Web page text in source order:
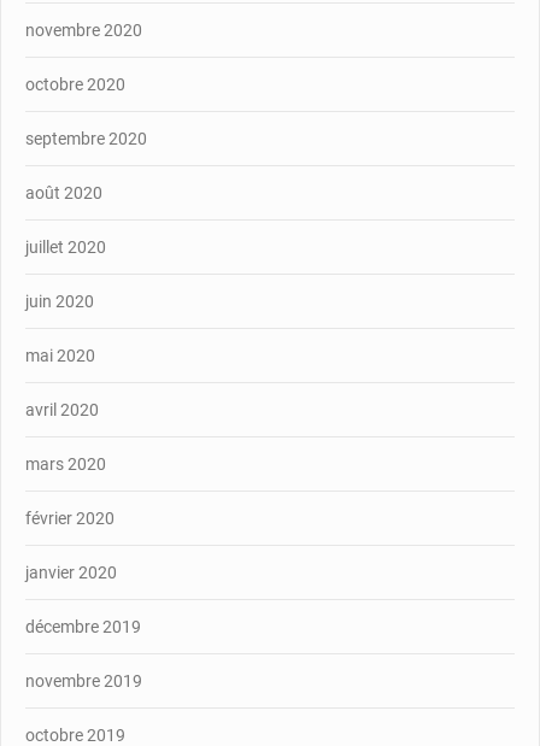
novembre 2020
octobre 2020
septembre 2020
août 2020
juillet 2020
juin 2020
mai 2020
avril 2020
mars 2020
février 2020
janvier 2020
décembre 2019
novembre 2019
octobre 2019